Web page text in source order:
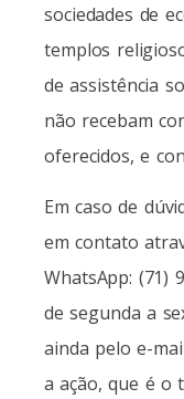
sociedades de
templos
de assistência
não recebam
oferecidos, e
Em caso de
em contato
WhatsApp: (71)
de segunda a
ainda pelo e-
a ação, que é o